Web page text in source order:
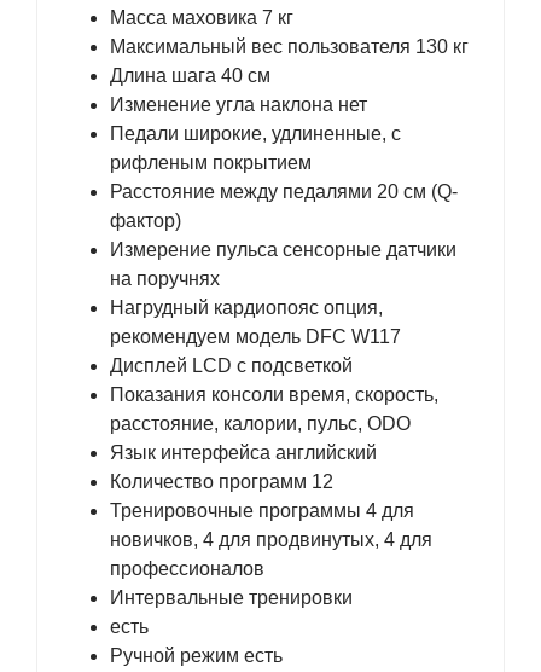
Масса маховика 7 кг
Максимальный вес пользователя 130 кг
Длина шага 40 см
Изменение угла наклона нет
Педали широкие, удлиненные, с
рифленым покрытием
Расстояние между педалями 20 см (Q-
фактор)
Измерение пульса сенсорные датчики
на поручнях
Нагрудный кардиопояс опция,
рекомендуем модель DFC W117
Дисплей LCD с подсветкой
Показания консоли время, скорость,
расстояние, калории, пульс, ODO
Язык интерфейса английский
Количество программ 12
Тренировочные программы 4 для
новичков, 4 для продвинутых, 4 для
профессионалов
Интервальные тренировки
есть
Ручной режим есть